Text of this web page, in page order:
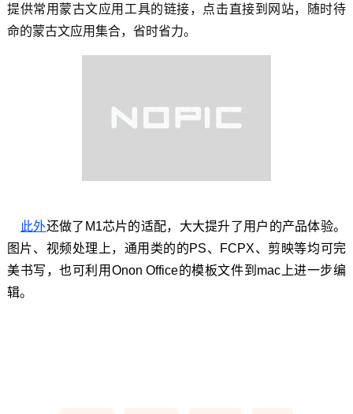
提供常用蒙古文应用工具的链接，点击直接到网站，随时待
命的蒙古文应用集合，省时省力。
此外还做了M1芯片的适配，大大提升了用户的产品体验。
图片、视频处理上，通用类的的PS、FCPX、剪映等均可完
美书写，也可利用Onon Office的模板文件到mac上进一步编
辑。